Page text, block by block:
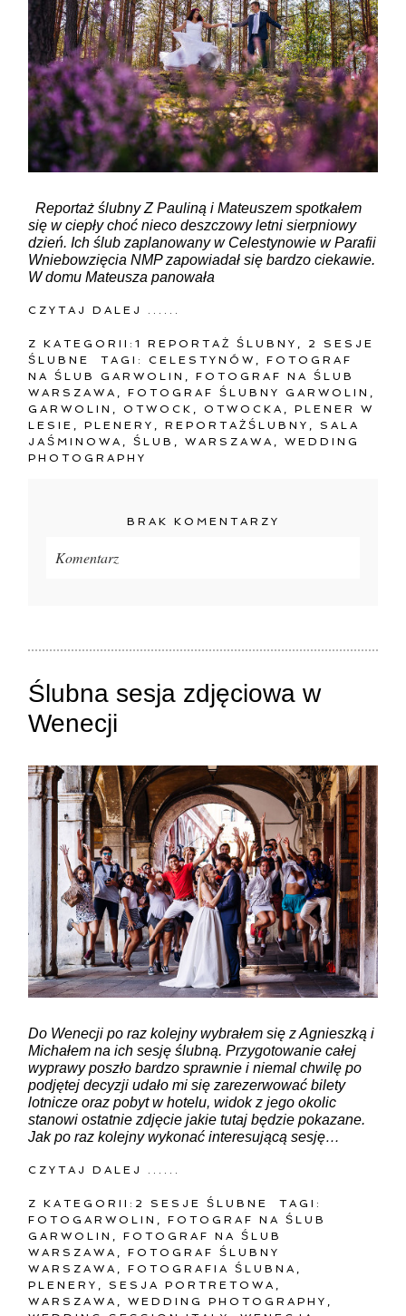
Reportaż ślubny Z Pauliną i Mateuszem spotkałem
się w ciepły choć nieco deszczowy letni sierpniowy
dzień. Ich ślub zaplanowany w Celestynowie w Parafii
Wniebowzięcia NMP zapowiadał się bardzo ciekawie.
W domu Mateusza panowała
CZYTAJ DALEJ ......
Z KATEGORII:1 REPORTAŻ ŚLUBNY , 2 SESJE
ŚLUBNE
TAGI:CELESTYNÓW ,FOTOGRAF
NA ŚLUB GARWOLIN ,FOTOGRAF NA ŚLUB
WARSZAWA ,FOTOGRAF ŚLUBNY GARWOLIN ,
GARWOLIN ,OTWOCK ,OTWOCKA ,PLENER W
LESIE ,PLENERY ,REPORTAŻŚLUBNY , SALA
JAŚMINOWA ,ŚLUB ,WARSZAWA ,WEDDING
PHOTOGRAPHY
BRAK KOMENTARZY
Komentarz
ZAMIEŚĆ KOMENTARZ
Ślubna sesja zdjęciowa w
Wenecji
Do Wenecji po raz kolejny wybrałem się z Agnieszką i
Michałem na ich sesję ślubną. Przygotowanie całej
wyprawy poszło bardzo sprawnie i niemal chwilę po
podjętej decyzji udało mi się zarezerwować bilety
lotnicze oraz pobyt w hotelu, widok z jego okolic
stanowi ostatnie zdjęcie jakie tutaj będzie pokazane.
Jak po raz kolejny wykonać interesującą sesję…
CZYTAJ DALEJ ......
Z KATEGORII: 2 SESJE ŚLUBNE
TAGI:
FOTOGARWOLIN ,FOTOGRAF NA ŚLUB
GARWOLIN ,FOTOGRAF NA ŚLUB
WARSZAWA ,FOTOGRAF ŚLUBNY
WARSZAWA ,FOTOGRAFIA ŚLUBNA ,
PLENERY , SESJA PORTRETOWA ,
WARSZAWA ,WEDDING PHOTOGRAPHY ,